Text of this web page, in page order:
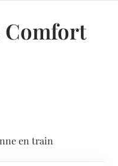
Comfort
en train